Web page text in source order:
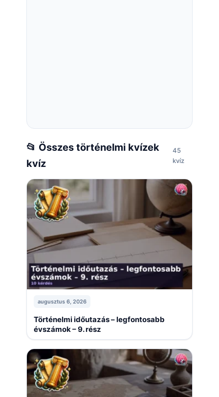
📂 Összes történelmi kvízek
kvíz
45
kvíz
augusztus 6, 2026
Történelmi időutazás – legfontosabb
évszámok – 9. rész